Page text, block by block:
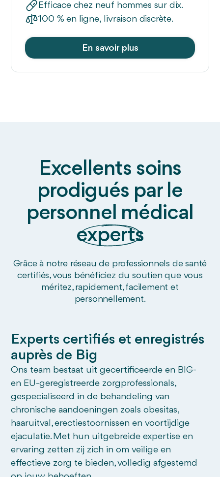
Efficace chez neuf hommes sur dix.
100 % en ligne, livraison discrète.
En savoir plus
Excellents soins
prodigués par le
personnel médical
experts
Grâce à notre réseau de professionnels de santé
certifiés, vous bénéficiez du soutien que vous
méritez, rapidement, facilement et
personnellement.
Experts certifiés et enregistrés
auprès de Big
Ons team bestaat uit gecertificeerde en BIG-
en EU-geregistreerde zorgprofessionals,
gespecialiseerd in de behandeling van
chronische aandoeningen zoals obesitas,
haaruitval, erectiestoornissen en voortijdige
ejaculatie. Met hun uitgebreide expertise en
ervaring zetten zij zich in om veilige en
effectieve zorg te bieden, volledig afgestemd